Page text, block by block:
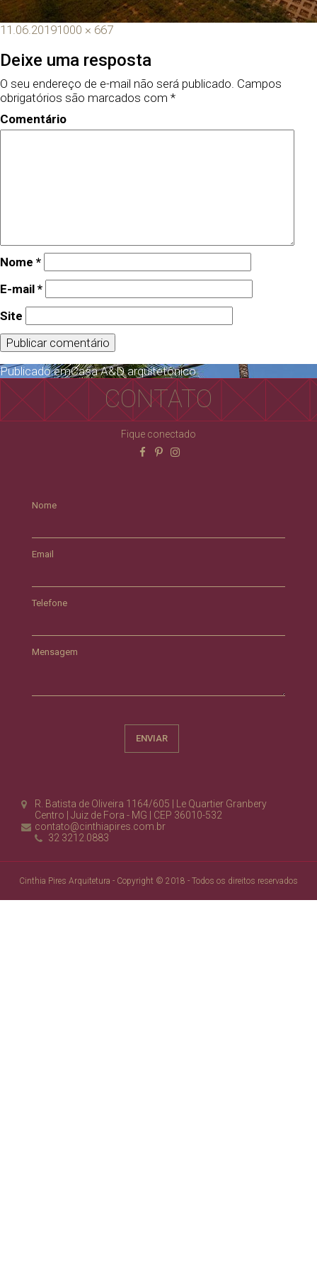
11.06.20191000 × 667
Deixe uma resposta
O seu endereço de e-mail não será publicado. Campos
obrigatórios são marcados com *
Comentário
Nome *
E-mail *
Site
Publicado emCasa A&D arquitetônico
CONTATO
Fique conectado
Nome
Email
Telefone
Mensagem
R. Batista de Oliveira 1164/605 | Le Quartier Granbery
Centro | Juiz de Fora - MG | CEP 36010-532
contato@cinthiapires.com.br
32 3212.0883
Cinthia Pires Arquitetura - Copyright © 2018 - Todos os direitos reservados